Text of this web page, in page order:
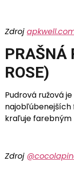
Zdroj
PRAŠNÁ
ROSE)
Pudrová ružová je
najobľúbenejších
kraľuje farebným
Zdroj